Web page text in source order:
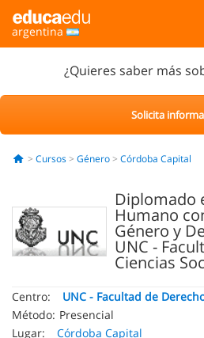
argentina
¿Quieres saber más
Solicita
Cursos Género Córdoba Capital
Diplomado
Humano
Género y
UNC -
Ciencias
Centro:
UNC - Facultad de
Método: Presencial
Lugar:
Córdoba Capital